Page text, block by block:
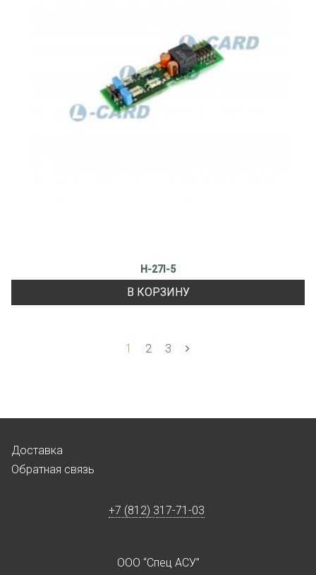
H-27I-5
В КОРЗИНУ
1 2 3
Доставка
Обратная связь
+7 (812) 317-71-03
ООО “Спец АСУ”